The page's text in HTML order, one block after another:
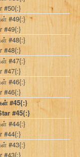
#50{:}
#49{:}
#49{:}
#48{:}
#48{:}
#47{:}
#47{:}
#46{:}
#46{:}
#45{:}
#45{:}
#44{:}
#44{:}
#43{:}
#43{:}